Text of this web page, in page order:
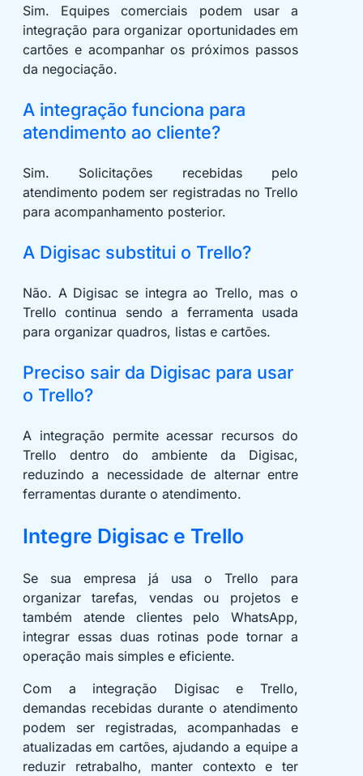
Sim. Equipes comerciais podem usar a
integração para organizar oportunidades em
cartões e acompanhar os próximos passos
da negociação.
A integração funciona para
atendimento ao cliente?
Sim. Solicitações recebidas pelo
atendimento podem ser registradas no Trello
para acompanhamento posterior.
A Digisac substitui o Trello?
Não. A Digisac se integra ao Trello, mas o
Trello continua sendo a ferramenta usada
para organizar quadros, listas e cartões.
Preciso sair da Digisac para usar
o Trello?
A integração permite acessar recursos do
Trello dentro do ambiente da Digisac,
reduzindo a necessidade de alternar entre
ferramentas durante o atendimento.
Integre Digisac e Trello
Se sua empresa já usa o Trello para
organizar tarefas, vendas ou projetos e
também atende clientes pelo WhatsApp,
integrar essas duas rotinas pode tornar a
operação mais simples e eficiente.
Com a integração Digisac e Trello,
demandas recebidas durante o atendimento
podem ser registradas, acompanhadas e
atualizadas em cartões, ajudando a equipe a
reduzir retrabalho, manter contexto e ter